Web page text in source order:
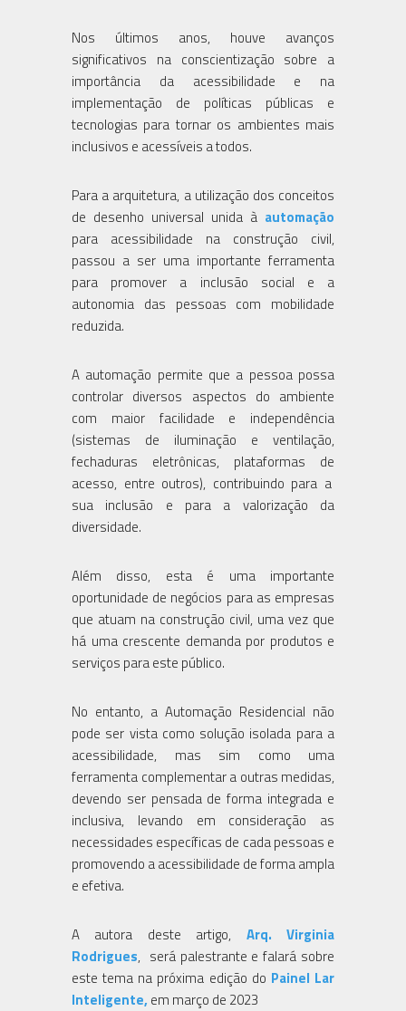
Nos últimos anos, houve avanços
significativos na conscientização sobre a
importância da acessibilidade e na
implementação de políticas públicas e
tecnologias para tornar os ambientes mais
inclusivos e acessíveis a todos.
Para a arquitetura, a utilização dos conceitos
de desenho universal unida à automação
para acessibilidade na construção civil,
passou a ser uma importante ferramenta
para promover a inclusão social e a
autonomia das pessoas com mobilidade
reduzida.
A automação permite que a pessoa possa
controlar diversos aspectos do ambiente
com maior facilidade e independência
(sistemas de iluminação e ventilação,
fechaduras eletrônicas, plataformas de
acesso, entre outros), contribuindo para a
sua inclusão e para a valorização da
diversidade.
Além disso, esta é uma importante
oportunidade de negócios para as empresas
que atuam na construção civil, uma vez que
há uma crescente demanda por produtos e
serviços para este público.
No entanto, a Automação Residencial não
pode ser vista como solução isolada para a
acessibilidade, mas sim como uma
ferramenta complementar a outras medidas,
devendo ser pensada de forma integrada e
inclusiva, levando em consideração as
necessidades específicas de cada pessoas e
promovendo a acessibilidade de forma ampla
e efetiva.
A autora deste artigo, Arq. Virginia
Rodrigues, será palestrante e falará sobre
este tema na próxima edição do Painel Lar
Inteligente, em março de 2023